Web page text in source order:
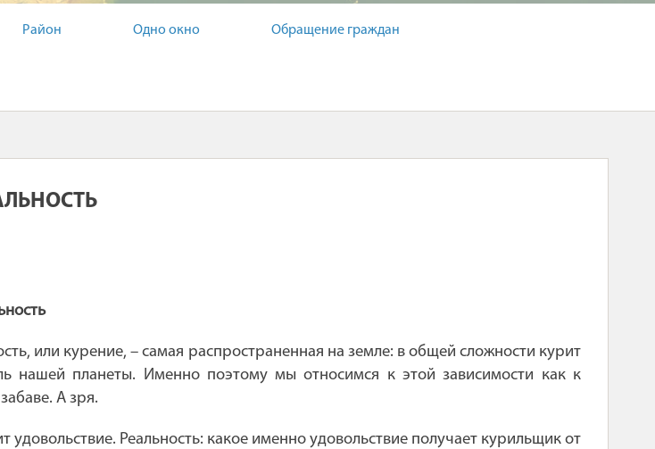
Район Одно окно Обращение граждан
или курение, – самая распространенная на земле: в общей сложности курит
нашей планеты. Именно поэтому мы относимся к этой зависимости как к
А зря.
удовольствие. Реальность: какое именно удовольствие получает курильщик от